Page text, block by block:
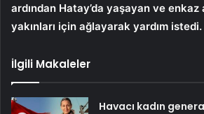
ardından Hatay’da yaşayan ve enkaz
yakınları için ağlayarak yardım istedi.
İlgili Makaleler
Havacı kadın